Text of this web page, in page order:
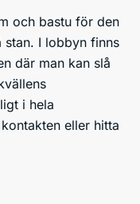
och bastu för den
I lobbyn finns
där man kan slå
i hela
eller hitta